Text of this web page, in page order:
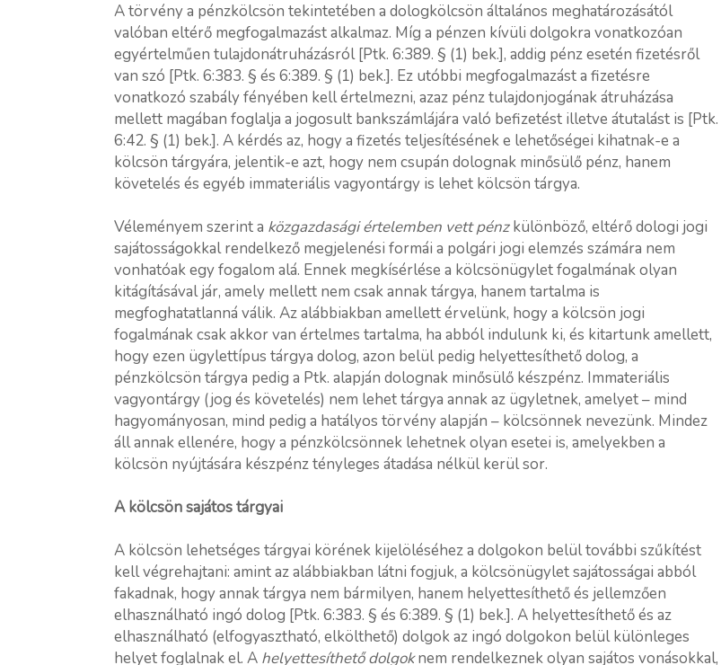
A törvény a pénzkölcsön tekintetében a dologkölcsön általános meghatározásától
valóban eltérő megfogalmazást alkalmaz. Míg a pénzen kívüli dolgokra vonatkozóan
egyértelműen tulajdonátruházásról [Ptk. 6:389. § (1) bek.], addig pénz esetén fizetésről
van szó [Ptk. 6:383. § és 6:389. § (1) bek.]. Ez utóbbi megfogalmazást a fizetésre
vonatkozó szabály fényében kell értelmezni, azaz pénz tulajdonjogának átruházása
mellett magában foglalja a jogosult bankszámlájára való befizetést illetve átutalást is [Ptk.
6:42. § (1) bek.]. A kérdés az, hogy a fizetés teljesítésének e lehetőségei kihatnak-e a
kölcsön tárgyára, jelentik-e azt, hogy nem csupán dolognak minősülő pénz, hanem
követelés és egyéb immateriális vagyontárgy is lehet kölcsön tárgya.
Véleményem szerint a közgazdasági értelemben vett pénzkülönböző, eltérő dologi jogi
sajátosságokkal rendelkező megjelenési formái a polgári jogi elemzés számára nem
vonhatóak egy fogalom alá. Ennek megkísérlése a kölcsönügylet fogalmának olyan
kitágításával jár, amely mellett nem csak annak tárgya, hanem tartalma is
megfoghatatlanná válik. Az alábbiakban amellett érvelünk, hogy a kölcsön jogi
fogalmának csak akkor van értelmes tartalma, ha abból indulunk ki, és kitartunk amellett,
hogy ezen ügylettípus tárgya dolog, azon belül pedig helyettesíthető dolog, a
pénzkölcsön tárgya pedig a Ptk. alapján dolognak minősülő készpénz. Immateriális
vagyontárgy (jog és követelés) nem lehet tárgya annak az ügyletnek, amelyet – mind
hagyományosan, mind pedig a hatályos törvény alapján – kölcsönnek nevezünk. Mindez
áll annak ellenére, hogy a pénzkölcsönnek lehetnek olyan esetei is, amelyekben a
kölcsön nyújtására készpénz tényleges átadása nélkül kerül sor.
A kölcsön sajátos tárgyai
A kölcsön lehetséges tárgyai körének kijelöléséhez a dolgokon belül további szűkítést
kell végrehajtani: amint az alábbiakban látni fogjuk, a kölcsönügylet sajátosságai abból
fakadnak, hogy annak tárgya nem bármilyen, hanem helyettesíthető és jellemzően
elhasználható ingó dolog [Ptk. 6:383. § és 6:389. § (1) bek.]. A helyettesíthető és az
elhasználható (elfogyasztható, elkölthető) dolgok az ingó dolgokon belül különleges
helyet foglalnak el. A helyettesíthető dolgoknem rendelkeznek olyan sajátos vonásokkal,